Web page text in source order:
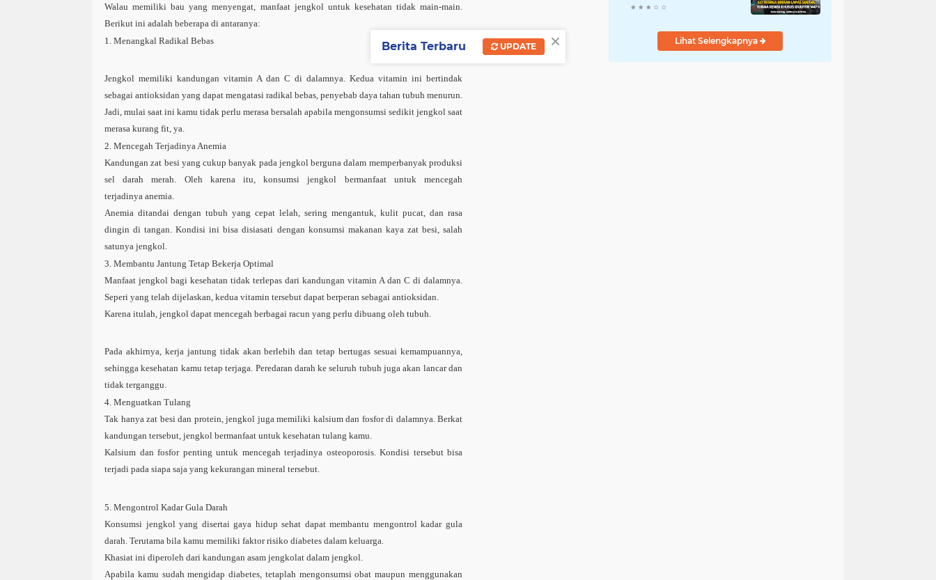
Walau memiliki bau yang menyengat, manfaat jengkol untuk kesehatan tidak main-main.
Berikut ini adalah beberapa di antaranya:
1. Menangkal Radikal Bebas
Jengkol memiliki kandungan vitamin A dan C di dalamnya. Kedua vitamin ini bertindak
sebagai antioksidan yang dapat mengatasi radikal bebas, penyebab daya tahan tubuh menurun.
Jadi, mulai saat ini kamu tidak perlu merasa bersalah apabila mengonsumsi sedikit jengkol saat
merasa kurang fit, ya.
2. Mencegah Terjadinya Anemia
Kandungan zat besi yang cukup banyak pada jengkol berguna dalam memperbanyak produksi
sel darah merah. Oleh karena itu, konsumsi jengkol bermanfaat untuk mencegah
terjadinya anemia.
Anemia ditandai dengan tubuh yang cepat lelah, sering mengantuk, kulit pucat, dan rasa
dingin di tangan. Kondisi ini bisa disiasati dengan konsumsi makanan kaya zat besi, salah
satunya jengkol.
3. Membantu Jantung Tetap Bekerja Optimal
Manfaat jengkol bagi kesehatan tidak terlepas dari kandungan vitamin A dan C di dalamnya.
Seperi yang telah dijelaskan, kedua vitamin tersebut dapat berperan sebagai antioksidan.
Karena itulah, jengkol dapat mencegah berbagai racun yang perlu dibuang oleh tubuh.
Pada akhirnya, kerja jantung tidak akan berlebih dan tetap bertugas sesuai kemampuannya,
sehingga kesehatan kamu tetap terjaga. Peredaran darah ke seluruh tubuh juga akan lancar dan
tidak terganggu.
4. Menguatkan Tulang
Tak hanya zat besi dan protein, jengkol juga memiliki kalsium dan fosfor di dalamnya. Berkat
kandungan tersebut, jengkol bermanfaat untuk kesehatan tulang kamu.
Kalsium dan fosfor penting untuk mencegah terjadinya osteoporosis. Kondisi tersebut bisa
terjadi pada siapa saja yang kekurangan mineral tersebut.
5. Mengontrol Kadar Gula Darah
Konsumsi jengkol yang disertai gaya hidup sehat dapat membantu mengontrol kadar gula
darah. Terutama bila kamu memiliki faktor risiko diabetes dalam keluarga.
Khasiat ini diperoleh dari kandungan asam jengkolat dalam jengkol.
Apabila kamu sudah mengidap diabetes, tetaplah mengonsumsi obat maupun menggunakan
Remisi Idulfitri”
Lihat Selengkapnya
×
Berita Terbaru UPDATE